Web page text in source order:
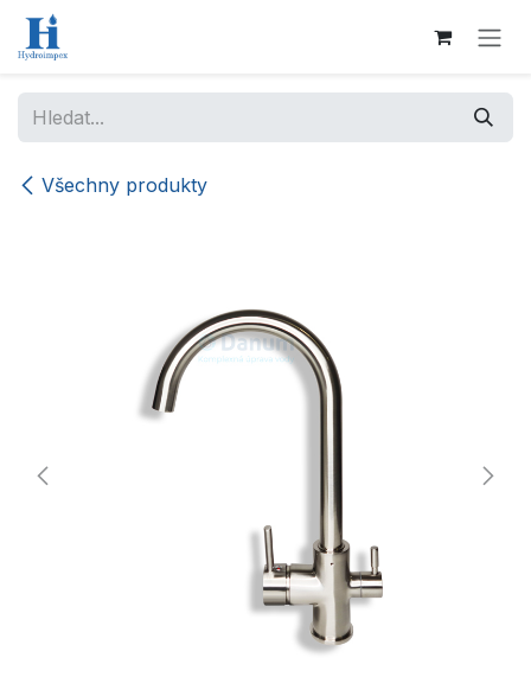
Přejít na obsah
Všechny produkty